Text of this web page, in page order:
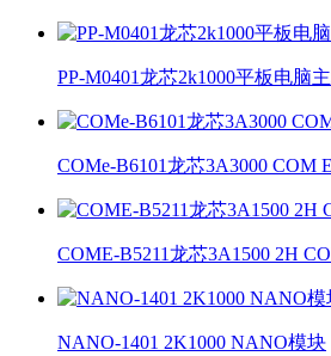
PP-M0401龙芯2k1000平板电脑
COMe-B6101龙芯3A3000 COM
COME-B5211龙芯3A1500 2H
NANO-1401 2K1000 NANO模块